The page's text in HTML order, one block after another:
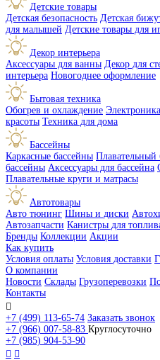
Детские товары
Детская безопасность Детская
для малышей Детские товары для
Декор интерьера
Аксессуары для ванны Декор для
интерьера Новогоднее оформление
Бытовая техника
Обогрев и охлаждение Электроника
красоты Техника для дома
Бассейны
Каркасные бассейны Плавательный
бассейны Аксессуары для бассейна
Плавательные круги и матрасы
Автотовары
Авто тюнинг Шины и диски
Автозапчасти Канистры для
Бренды Коллекции Акции
Как купить
Условия оплаты Условия доставки
О компании
Новости Склады Грузоперевозки
Контакты

+7 (499) 113-65-74 Заказать звонок
+7 (966) 007-58-83 Круглосуточно
+7 (985) 904-53-90
 